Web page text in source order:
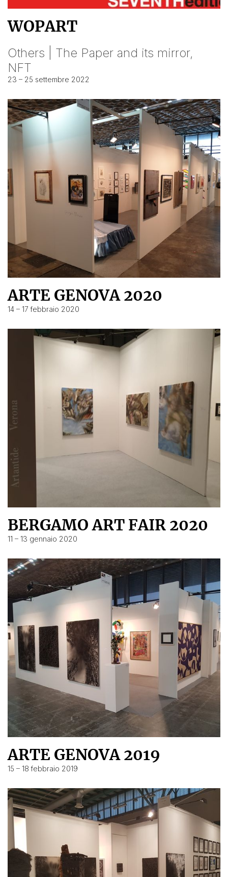
WOPART
Others | The Paper and its mirror,
NFT
23 – 25 settembre 2022
ARTE GENOVA 2020
14 – 17 febbraio 2020
BERGAMO ART FAIR 2020
11 – 13 gennaio 2020
ARTE GENOVA 2019
15 – 18 febbraio 2019